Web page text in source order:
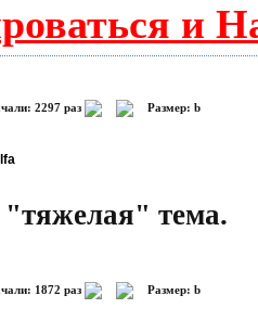
и
2297 раз Размер: b
тема.
1872 раз Размер: b